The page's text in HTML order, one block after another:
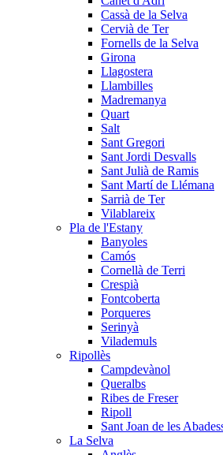
Cassà de la Selva
Cervià de Ter
Fornells de la Selva
Girona
Llagostera
Llambilles
Madremanya
Quart
Salt
Sant Gregori
Sant Jordi Desvalls
Sant Julià de Ramis
Sant Martí de Llémana
Sarrià de Ter
Vilablareix
Pla de l'Estany
Banyoles
Camós
Cornellà de Terri
Crespià
Fontcoberta
Porqueres
Serinyà
Vilademuls
Ripollès
Campdevànol
Queralbs
Ribes de Freser
Ripoll
Sant Joan de les
La Selva